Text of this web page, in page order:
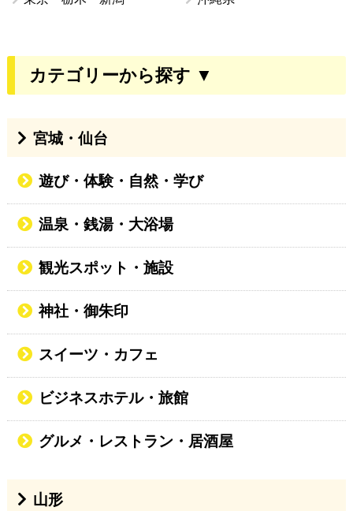
カテゴリーから探す ▼
宮城・仙台
遊び・体験・自然・学び
温泉・銭湯・大浴場
観光スポット・施設
神社・御朱印
スイーツ・カフェ
ビジネスホテル・旅館
グルメ・レストラン・居酒屋
山形